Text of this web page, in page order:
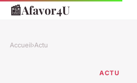
📰Afavor4U
Accueil›Actu
ACTU